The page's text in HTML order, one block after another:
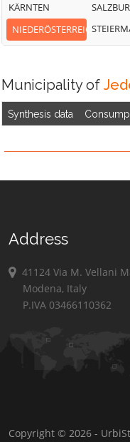
KÄRNTEN
NIEDERÖSTERREICH
Municipality of
Synthesis data
Address
41124 Via M. Vellani
Modena, Italy
P.IVA 03466110362
Copyright © 2026 -